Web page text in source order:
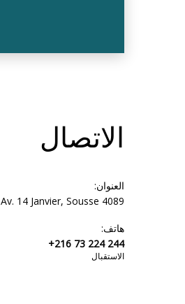
الاتصال
العنوان:
Av. 14 Janvier, Sousse 4089
هاتف:
+216 73 224 244
الاستقبال